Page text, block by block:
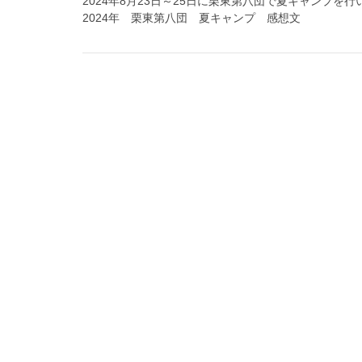
2024年 栗東第八団 夏キャンプ 感想文